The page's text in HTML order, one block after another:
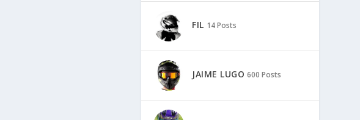
FIL 14 Posts
JAIME LUGO 600 Posts